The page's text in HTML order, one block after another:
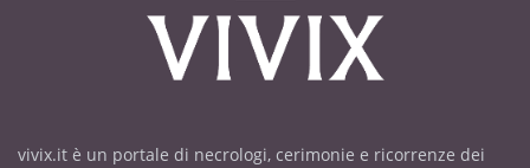
vivix.it è un portale di necrologi, cerimonie e ricorrenze dei